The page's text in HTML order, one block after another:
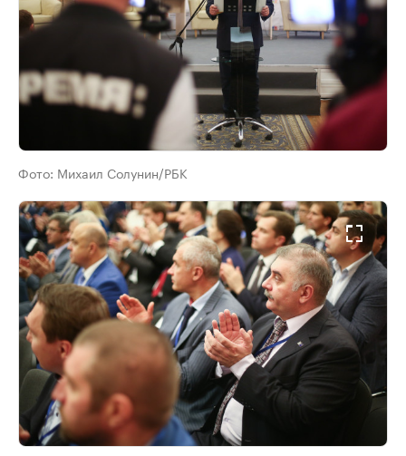
Фото: Михаил Солунин/РБК